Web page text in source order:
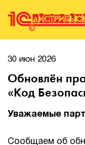
Поиск
30 июн 2026
Обновлён
«Код
Уважаемые
Сообщаем об